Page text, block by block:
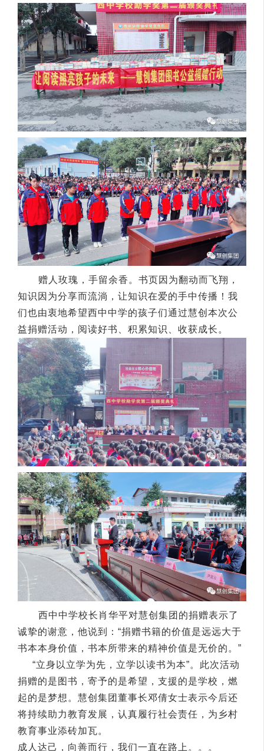
赠人玫瑰，手留余香。书页因为翻动而飞翔，
知识因为分享而流淌，让知识在爱的手中传播！我
们也由衷地希望西中中学的孩子们通过慧创本次公
益捐赠活动，阅读好书、积累知识、收获成长。
西中中学校长肖华平对慧创集团的捐赠表示了
诚挚的谢意，他说到：“捐赠书籍的价值是远远大于
书本本身价值，书本所带来的精神价值是无价的。”
“立身以立学为先，立学以读书为本”。此次活动
捐赠的是图书，寄予的是希望，支援的是学校，燃
起的是梦想。慧创集团董事长邓倩女士表示今后还
将持续助力教育发展，认真履行社会责任，为乡村
教育事业添砖加瓦。
成人达己，向善而行，我们一直在路上。。。